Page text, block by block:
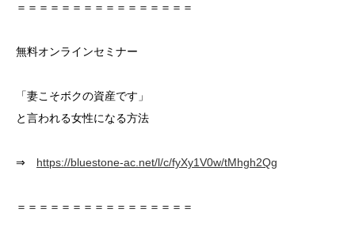
＝＝＝＝＝＝＝＝＝＝＝＝＝＝＝＝
無料オンラインセミナー
「妻こそボクの資産です」
と言われる女性になる方法
⇒ https://bluestone-ac.net/l/c/fyXy1V0w/tMhgh2Qg
＝＝＝＝＝＝＝＝＝＝＝＝＝＝＝＝